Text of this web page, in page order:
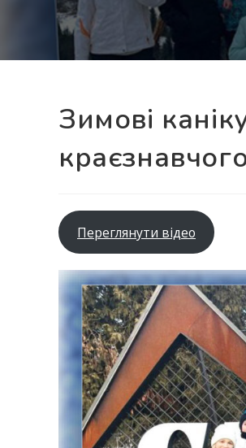
Зимові
Переглянути відео